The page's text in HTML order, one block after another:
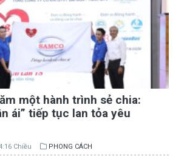
một hành trình sẻ chia:
ái” tiếp tục lan tỏa yêu
Chiều PHONG CÁCH